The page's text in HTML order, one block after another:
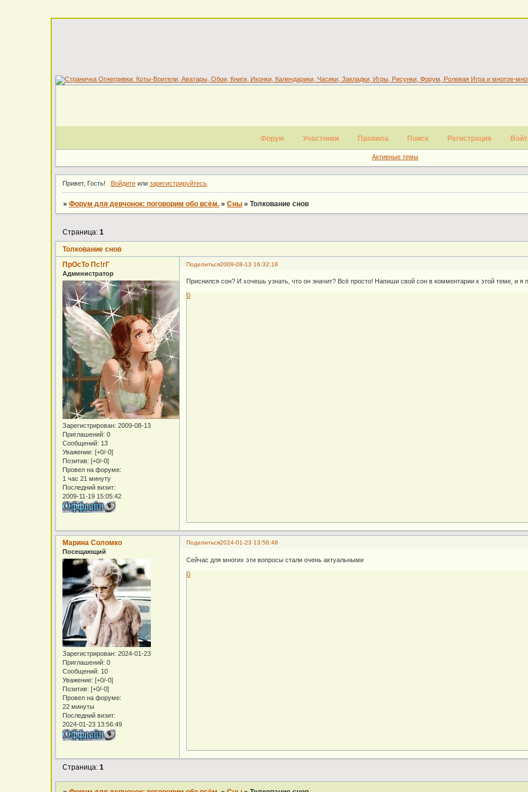
Форум Участники Правила Поиск Регистрация
Активные темы
Привет, Гость! Войдитеили зарегистрируйтесь.
»Форум для девчонок: поговорим обо всём. »Сны »Толкование снов
Толкование снов
Страница:1
Поделиться2009-08-13 16:32:18
ПрОсТо Пс!гГ
Администратор
Зарегистрирован: 2009-08-13
Приглашений: 0
Сообщений: 13
Уважение: [+0/-0]
Позитив: [+0/-0]
Провел на форуме:
1 час 21 минуту
Последний визит:
2009-11-19 15:05:42
Приснился сон? И хочешь узнать, что он значит? Всё просто! Напиши свой сон в комментарии к этой теме, и я
0
Поделиться2024-01-23 13:56:48
Марина Соломко
Посещающий
Зарегистрирован: 2024-01-23
Приглашений: 0
Сообщений: 10
Уважение: [+0/-0]
Позитив: [+0/-0]
Провел на форуме:
22 минуты
Последний визит:
2024-01-23 13:56:49
Сейчас для многих эти вопросы стали очень актуальными
0
Страница:1